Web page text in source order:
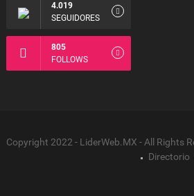
4.019
SEGUIDORES
805
FOLLOWS
Copyright 2022 - LiderWeb.MX - All Rights
Directorio